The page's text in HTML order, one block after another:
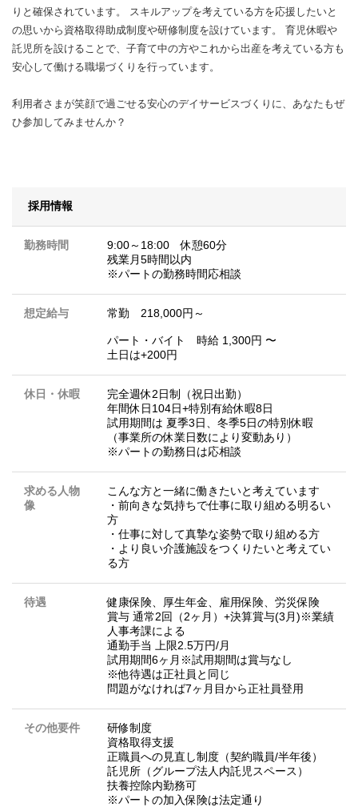
りと確保されています。 スキルアップを考えている方を応援したいと
の思いから資格取得助成制度や研修制度を設けています。 育児休暇や
託児所を設けることで、子育て中の方やこれから出産を考えている方も
安心して働ける職場づくりを行っています。
利用者さまが笑顔で過ごせる安心のデイサービスづくりに、あなたもぜ
ひ参加してみませんか？
採用情報
勤務時間
9:00～18:00 休憩60分
残業月5時間以内
※パートの勤務時間応相談
想定給与 常勤 218,000円～
パート・バイト 時給 1,300円 〜
土日は+200円
休日・休暇
完全週休2日制（祝日出勤）
年間休日104日+特別有給休暇8日
試用期間は 夏季3日、冬季5日の特別休暇
（事業所の休業日数により変動あり）
※パートの勤務日は応相談
求める人物
像
こんな方と一緒に働きたいと考えています
・前向きな気持ちで仕事に取り組める明るい
方
・仕事に対して真摯な姿勢で取り組める方
・より良い介護施設をつくりたいと考えてい
る方
待遇
健康保険、厚生年金、雇用保険、労災保険
賞与 通常2回（2ヶ月）+決算賞与(3月)※業績
人事考課による
通勤手当 上限2.5万円/月
試用期間6ヶ月※試用期間は賞与なし
※他待遇は正社員と同じ
問題がなければ7ヶ月目から正社員登用
その他要件
研修制度
資格取得支援
正職員への見直し制度（契約職員/半年後）
託児所（グループ法人内託児スペース）
扶養控除内勤務可
※パートの加入保険は法定通り